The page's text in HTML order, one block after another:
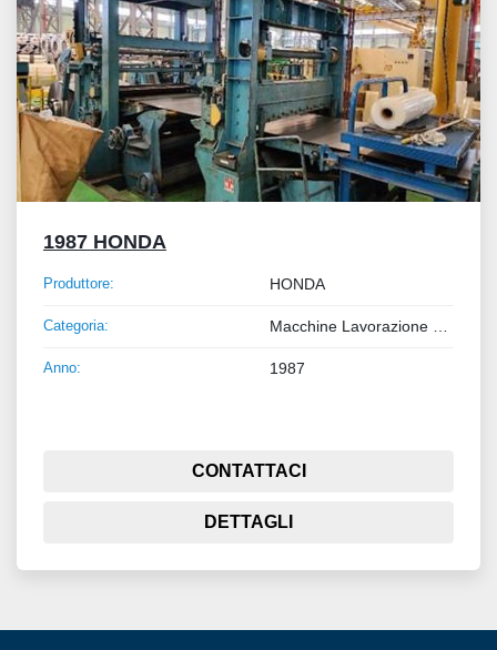
1987 HONDA
Produttore: HONDA
Categoria:
Anno: 1987
CONTATTACI
DETTAGLI